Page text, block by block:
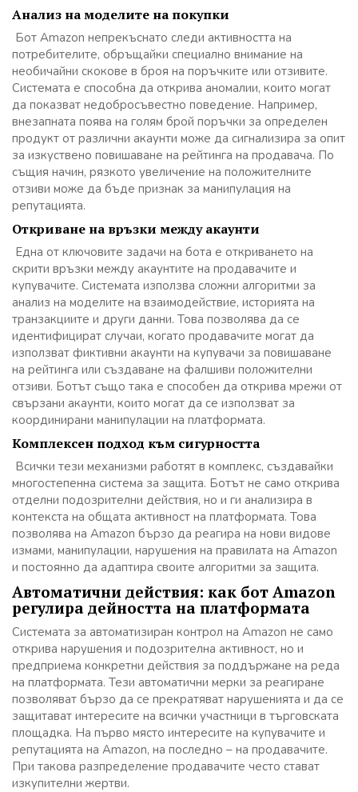
Анализ на моделите на покупки
Бот Amazon непрекъснато следи активността на
потребителите, обръщайки специално внимание на
необичайни скокове в броя на поръчките или отзивите.
Системата е способна да открива аномалии, които могат
да показват недобросъвестно поведение. Например,
внезапната поява на голям брой поръчки за определен
продукт от различни акаунти може да сигнализира за опит
за изкуствено повишаване на рейтинга на продавача. По
същия начин, рязкото увеличение на положителните
отзиви може да бъде признак за манипулация на
репутацията.
Откриване на връзки между акаунти
Една от ключовите задачи на бота е откриването на
скрити връзки между акаунтите на продавачите и
купувачите. Системата използва сложни алгоритми за
анализ на моделите на взаимодействие, историята на
транзакциите и други данни. Това позволява да се
идентифицират случаи, когато продавачите могат да
използват фиктивни акаунти на купувачи за повишаване
на рейтинга или създаване на фалшиви положителни
отзиви. Ботът също така е способен да открива мрежи от
свързани акаунти, които могат да се използват за
координирани манипулации на платформата.
Комплексен подход към сигурността
Всички тези механизми работят в комплекс, създавайки
многостепенна система за защита. Ботът не само открива
отделни подозрителни действия, но и ги анализира в
контекста на общата активност на платформата. Това
позволява на Amazon бързо да реагира на нови видове
измами, манипулации, нарушения на правилата на Amazon
и постоянно да адаптира своите алгоритми за защита.
Автоматични действия: как бот Amazon
регулира дейността на платформата
Системата за автоматизиран контрол на Amazon не само
открива нарушения и подозрителна активност, но и
предприема конкретни действия за поддържане на реда
на платформата. Тези автоматични мерки за реагиране
позволяват бързо да се прекратяват нарушенията и да се
защитават интересите на всички участници в търговската
площадка. На първо място интересите на купувачите и
репутацията на Amazon, на последно – на продавачите.
При такова разпределение продавачите често стават
изкупителни жертви.